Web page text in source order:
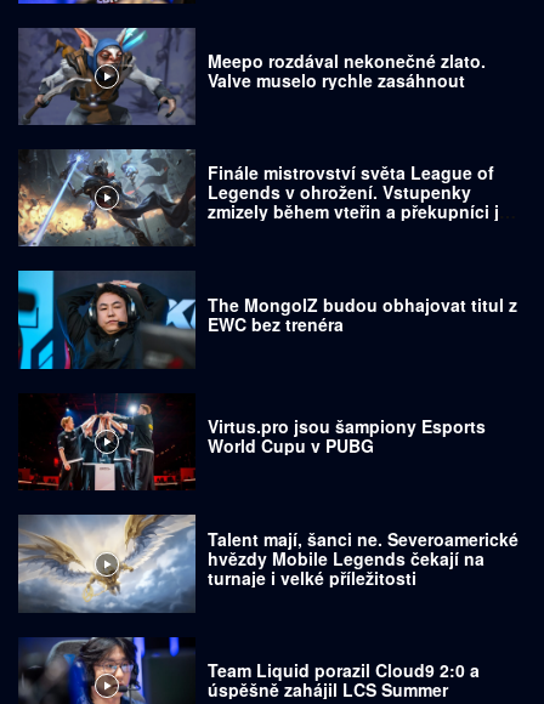
Meepo rozdával nekonečné zlato.
Valve muselo rychle zasáhnout
Finále mistrovství světa League of
Legends v ohrožení. Vstupenky
zmizely během vteřin a překupníci je
The MongolZ budou obhajovat titul z
EWC bez trenéra
Virtus.pro jsou šampiony Esports
World Cupu v PUBG
Talent mají, šanci ne. Severoamerické
hvězdy Mobile Legends čekají na
turnaje i velké příležitosti
Team Liquid porazil Cloud9 2:0 a
úspěšně zahájil LCS Summer